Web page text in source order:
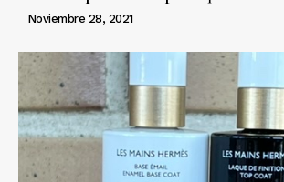
Noviembre 28, 2021